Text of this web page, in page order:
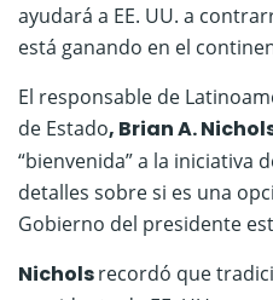
ayudará a EE. UU. a
está ganando en el
El responsable de
de Estado, Brian A.
“bienvenida” a la iniciativa
detalles sobre si es una
Gobierno del presidente
Nicholsrecordó que